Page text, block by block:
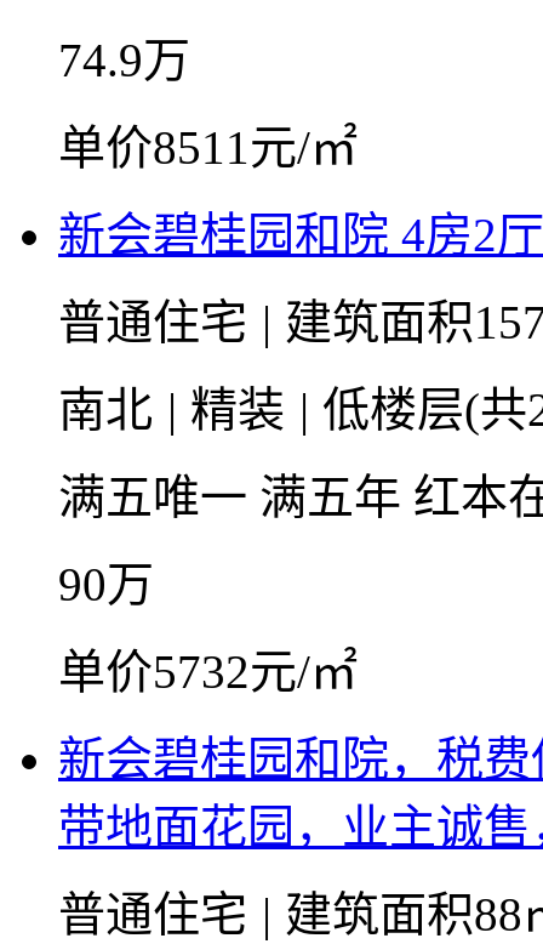
74.9万
单价8511元/㎡
新会碧桂园和院 4房2
普通住宅 | 建筑面积
南北 | 精装 | 低楼层(
满五唯一 满五年 红本
90万
单价5732元/㎡
新会碧桂园和院，税
带地面花园，业主诚
普通住宅 | 建筑面积